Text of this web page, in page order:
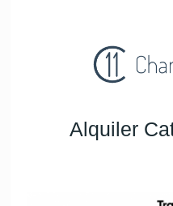
Alquiler